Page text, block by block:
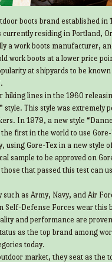
boots brand established in
currently residing in Portland,
a work boots manufacturer,
work boots at a lower price
at shipyards to be known
hiking lines in the 1960
style. This style was extremely
In 1979, a new style
first in the world to use
using Gore-Tex in a new style
sample to be approved on
that passed this test can
such as Army, Navy, and Air
Self-Defense Forces wear this
and performance are
as the top brand among
today.
market, they seat as the